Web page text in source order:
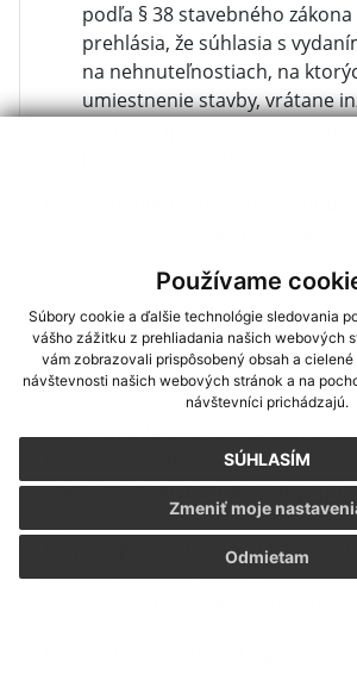
Používame
Súbory cookie a ďalšie technológie sledovania
vášho zážitku z prehliadania našich webových
vám zobrazovali prispôsobený obsah a
návštevnosti našich webových stránok a na
návštevníci prichádzajú.
SÚHLASÍM
Odmietam
Zmeniť moje
podľa § 38 stavebného
prehlásia, že súhlasia s
na nehnuteľnostiach, na
umiestnenie stavby, vrátane
Poplatky
správny poplatok je potrebné
hotovosti pri podaní návrhu
Upozornenie:Občan v návrhu na
územného rozhodnutia – v tlačive
všetkých spoluvlastníkov, ak je
spoluvlastníctve,
resp. ak požaduje, aby stavba bola v
spoluvlastníctve. Rovnako